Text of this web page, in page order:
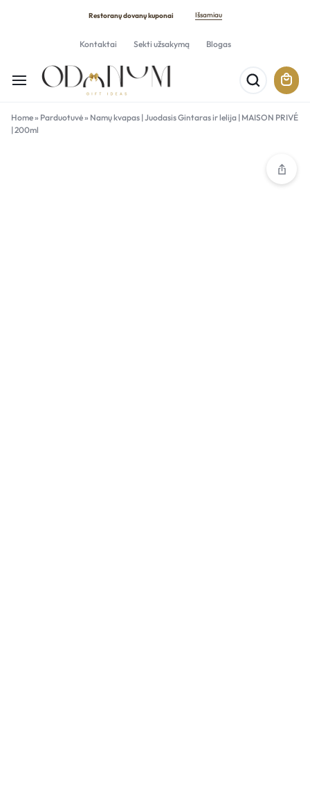
Restoranų dovanų kuponai Išsamiau
Kontaktai Sekti užsakymą Blogas
Home» Parduotuvė» Namų kvapas | Juodasis Gintaras ir lelija | MAISON PRIVÉ
| 200ml